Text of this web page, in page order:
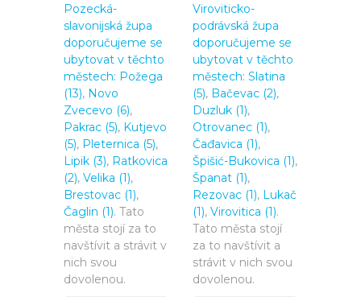
Pozecká-
slavonijská župa
doporučujeme se
ubytovat v těchto
městech: Požega
(13), Novo
Zvecevo (6),
Pakrac (5), Kutjevo
(5), Pleternica (5),
Lipik (3), Ratkovica
(2), Velika (1),
Brestovac (1),
Čaglin (1). Tato
města stojí za to
navštívit a strávit v
nich svou
dovolenou.
Viroviticko-
podrávská župa
doporučujeme se
ubytovat v těchto
městech: Slatina
(5), Bačevac (2),
Duzluk (1),
Otrovanec (1),
Čađavica (1),
Špišić-Bukovica (1),
Španat (1),
Rezovac (1), Lukač
(1), Virovitica (1).
Tato města stojí
za to navštívit a
strávit v nich svou
dovolenou.